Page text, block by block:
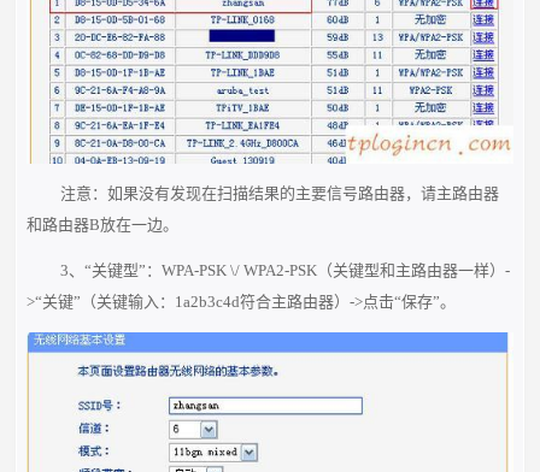
注意：如果没有发现在扫描结果的主要信号路由器，请主路由器
和路由器B放在一边。
3、“关键型”：WPA-PSK \/ WPA2-PSK（关键型和主路由器一样）-
>“关键”（关键输入：1a2b3c4d符合主路由器）->点击“保存”。